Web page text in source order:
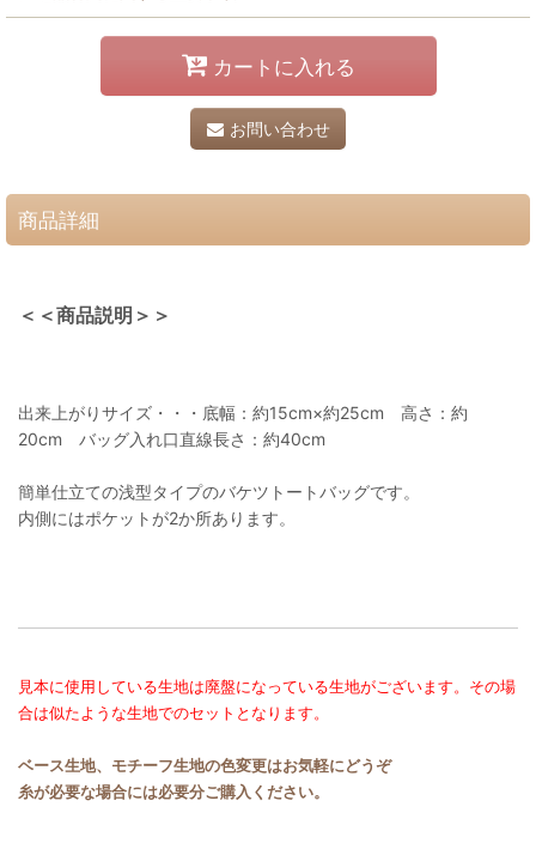
カートに入れる
お問い合わせ
商品詳細
＜＜商品説明＞＞
出来上がりサイズ・・・底幅：約15cm×約25cm 高さ：約
20cm バッグ入れ口直線長さ：約40cm
簡単仕立ての浅型タイプのバケツトートバッグです。
内側にはポケットが2か所あります。
見本に使用している生地は廃盤になっている生地がございます。その場
合は似たような生地でのセットとなります。
ベース生地、モチーフ生地の色変更はお気軽にどうぞ
糸が必要な場合には必要分ご購入ください。